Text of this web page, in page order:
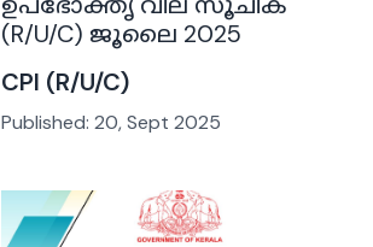
(R/U/C) ജൂലൈ 2025
CPI (R/U/C)
Published: 20, Sept 2025